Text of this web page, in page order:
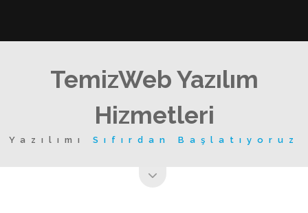
TemizWeb Yazılım
Hizmetleri
Yazılımı Sıfırdan Başlatıyoruz